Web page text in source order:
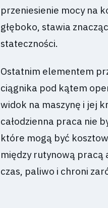
przeniesienie mocy na
głęboko, stawia
stateczności.
Ostatnim elementem
ciągnika pod kątem
widok na maszynę i jej
całodzienna praca nie
które mogą być
między rutynową pracą
czas, paliwo i chroni